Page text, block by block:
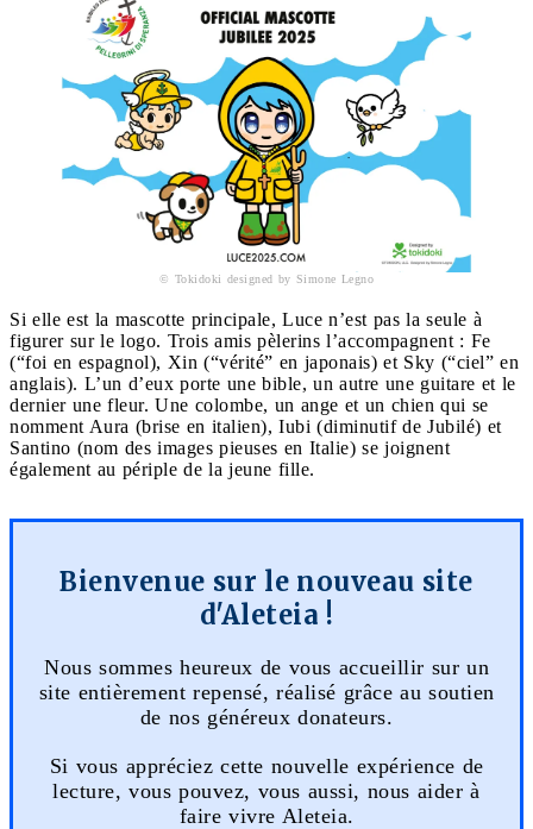
© Tokidoki designed by Simone Legno
Si elle est la mascotte principale, Luce n’est pas la seule à
figurer sur le logo. Trois amis pèlerins l’accompagnent : Fe
(“foi en espagnol), Xin (“vérité” en japonais) et Sky (“ciel” en
anglais). L’un d’eux porte une bible, un autre une guitare et le
dernier une fleur. Une colombe, un ange et un chien qui se
nomment Aura (brise en italien), Iubi (diminutif de Jubilé) et
Santino (nom des images pieuses en Italie) se joignent
également au périple de la jeune fille.
Bienvenue sur le nouveau site
d'Aleteia !
Nous sommes heureux de vous accueillir sur un
site entièrement repensé, réalisé grâce au soutien
de nos généreux donateurs.
Si vous appréciez cette nouvelle expérience de
lecture, vous pouvez, vous aussi, nous aider à
faire vivre Aleteia.